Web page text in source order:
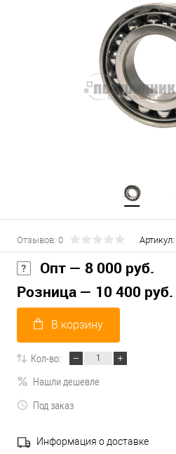
Отзывов: 0 Артикул:
Опт — 8 000 руб.
Розница — 10 400 руб.
В корзину
Кол-во:
Нашли дешевле
Под заказ
Информация о доставке